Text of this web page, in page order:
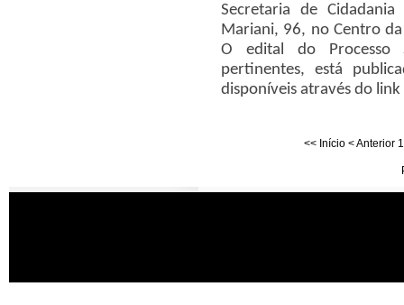
Secretaria de
Mariani, 96, no Centro
O edital do Processo
pertinentes, está
disponíveis através do link
<< Início <Anterior 1